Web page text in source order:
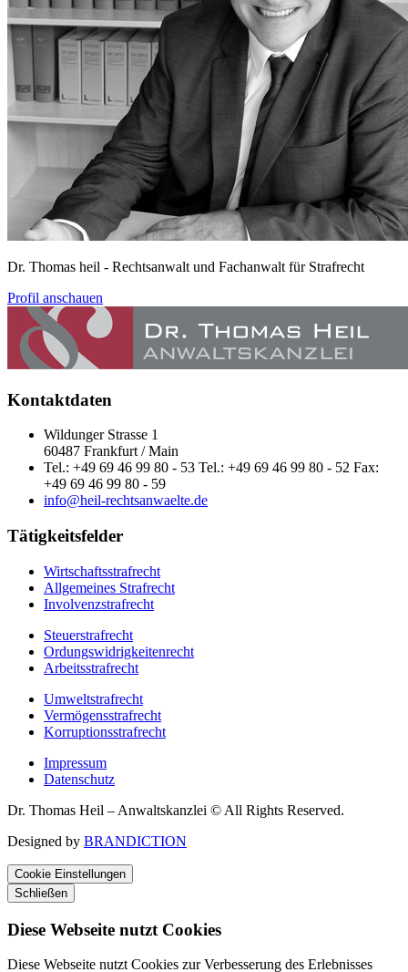
Dr. Thomas heil - Rechtsanwalt und Fachanwalt für Strafrecht
Profil anschauen
Kontaktdaten
Wildunger Strasse 1
60487 Frankfurt / Main
Tel.: +49 69 46 99 80 - 53 Tel.: +49 69 46 99 80 - 52 Fax:
+49 69 46 99 80 - 59
info@heil-rechtsanwaelte.de
Tätigkeitsfelder
Wirtschaftsstrafrecht
Allgemeines Strafrecht
Involvenzstrafrecht
Steuerstrafrecht
Ordungswidrigkeitenrecht
Arbeitsstrafrecht
Umweltstrafrecht
Vermögensstrafrecht
Korruptionsstrafrecht
Impressum
Datenschutz
Dr. Thomas Heil – Anwaltskanzlei © All Rights Reserved.
Designed by BRANDICTION
Cookie Einstellungen
Schließen
Diese Webseite nutzt Cookies
Diese Webseite nutzt Cookies zur Verbesserung des Erlebnisses